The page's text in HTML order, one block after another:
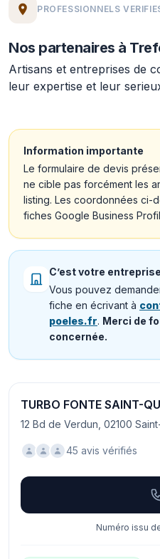
PROFESSIONNELS
Nos partenaires à
Artisans et entreprises de
leur expertise et leur
Information importante
Le formulaire de devis
ne cible pas forcément les
listing. Les coordonnées ci-
fiches Google Business
C’est votre
Vous pouvez
fiche en écrivant à
poeles.fr. Merci de
concernée.
TURBO FONTE SAINT-
12 Bd de Verdun, 02100
45 avis vérifiés
Numéro issu